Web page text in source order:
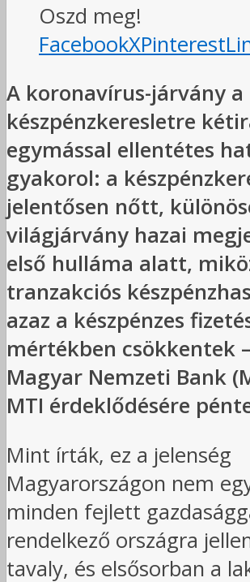
Oszd meg!
FacebookXPinterest
A koronavírus-járvány a
készpénzkeresletre
egymással ellentétes
gyakorol: a
jelentősen nőtt,
világjárvány hazai
első hulláma alatt,
tranzakciós
azaz a készpénzes
mértékben csökkentek
Magyar Nemzeti Bank
MTI érdeklődésére
Mint írták, ez a jelenség
Magyarországon nem
minden fejlett
rendelkező országra
tavaly, és elsősorban a